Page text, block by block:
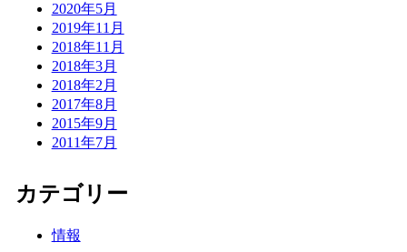
2020年5月
2019年11月
2018年11月
2018年3月
2018年2月
2017年8月
2015年9月
2011年7月
カテゴリー
情報